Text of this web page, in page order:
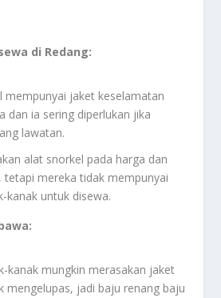
di Redang:
mempunyai jaket keselamatan
dan ia sering diperlukan jika
lawatan.
alat snorkel pada harga dan
tetapi mereka tidak mempunyai
kanak untuk disewa.
kanak mungkin merasakan jaket
mengelupas, jadi baju renang baju